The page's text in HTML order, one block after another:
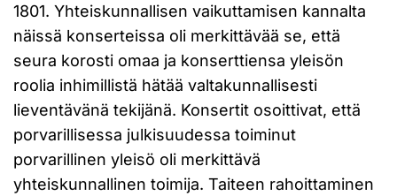
1801. Yhteiskunnallisen vaikuttamisen kannalta
näissä konserteissa oli merkittävää se, että
seura korosti omaa ja konserttiensa yleisön
roolia inhimillistä hätää valtakunnallisesti
lieventävänä tekijänä. Konsertit osoittivat, että
porvarillisessa julkisuudessa toiminut
porvarillinen yleisö oli merkittävä
yhteiskunnallinen toimija. Taiteen rahoittaminen